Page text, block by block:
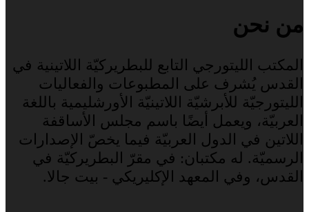
من نحن
المكتب الليتورجي التابع للبطريركيّة اللاتينية في
القدس يُشرف على المطبوعات والفعاليات
الليتورجيّة للأبرشيّة اللاتينيّة الأورشليمية باللغة
العربيّة، ويعمل أيضًا باسم مجلس الأساقفة
اللاتين في الدول العربيّة فيما يخصّ الإصدارات
الرسميّة. له مكتبان: في مقرّ البطريركيّة في
القدس، وفي المعهد الإكليريكي - بيت جالا.